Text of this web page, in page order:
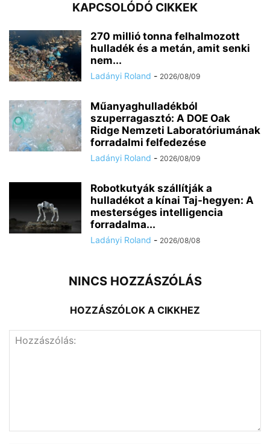
KAPCSOLÓDÓ CIKKEK
270 millió tonna felhalmozott
hulladék és a metán, amit senki
nem...
Ladányi Roland - 2026/08/09
Műanyaghulladékból
szuperragasztó: A DOE Oak
Ridge Nemzeti Laboratóriumának
forradalmi felfedezése
Ladányi Roland - 2026/08/09
Robotkutyák szállítják a
hulladékot a kínai Taj-hegyen: A
mesterséges intelligencia
forradalma...
Ladányi Roland - 2026/08/08
NINCS HOZZÁSZÓLÁS
HOZZÁSZÓLOK A CIKKHEZ